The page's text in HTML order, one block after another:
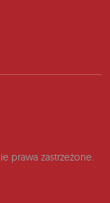
prawa zastrzeżone.